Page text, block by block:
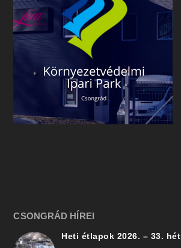
CSONGRÁD HÍREI
Heti étlapok 2026. – 33. hét